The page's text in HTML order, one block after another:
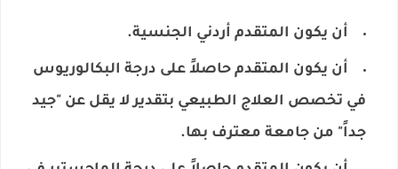
أن يكون المتقدم أردني الجنسية.
أن يكون المتقدم حاصلاً على درجة البكالوريوس
في تخصص العلاج الطبيعي بتقدير لا يقل عن "جيد
جداً" من جامعة معترف بها.